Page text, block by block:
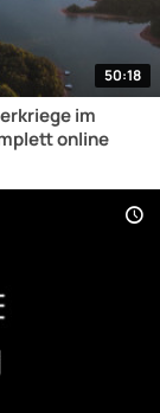
50:18
im
online